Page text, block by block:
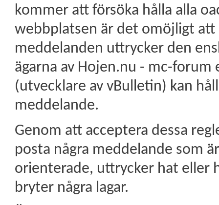
kommer att försöka hålla alla
webbplatsen är det omöjligt att
meddelanden uttrycker den
ägarna av Hojen.nu - mc-
(utvecklare av vBulletin) kan
meddelande.
Genom att acceptera dessa
posta några meddelande som
orienterade, uttrycker hat eller
bryter några lagar.